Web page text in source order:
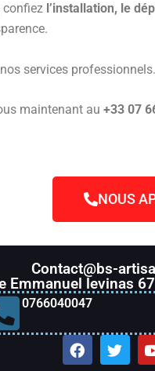
confiez l’installation, le
services professionnels.
maintenant au +33 07
NOUS
Contact@bs-
Emmanuel levinas
0766040047
F
a
T
w